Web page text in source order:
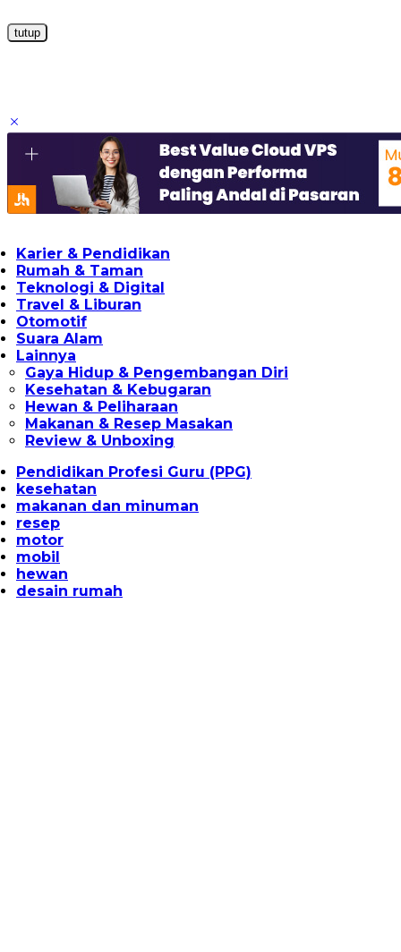
tutup
Karier & Pendidikan
Rumah & Taman
Teknologi & Digital
Travel & Liburan
Otomotif
Suara Alam
Lainnya
Gaya Hidup & Pengembangan Diri
Kesehatan & Kebugaran
Hewan & Peliharaan
Makanan & Resep Masakan
Review & Unboxing
Pendidikan Profesi Guru (PPG)
kesehatan
makanan dan minuman
resep
motor
mobil
hewan
desain rumah